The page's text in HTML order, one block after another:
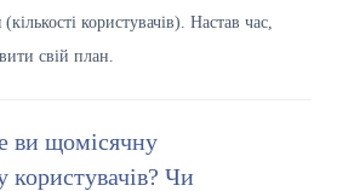
користувачів). Настав час,
свій план.
ви щомісячну
користувачів? Чи